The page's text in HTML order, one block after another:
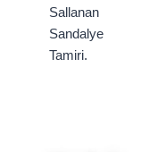
Sallanan
Sandalye
Tamiri.